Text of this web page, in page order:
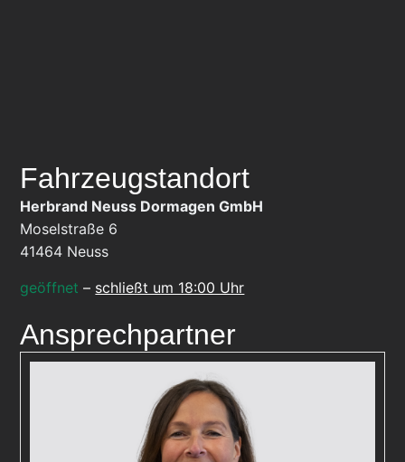
Fahrzeugstandort
Herbrand Neuss Dormagen GmbH
Moselstraße 6
41464 Neuss
geöffnet – schließt um 18:00 Uhr
Ansprechpartner